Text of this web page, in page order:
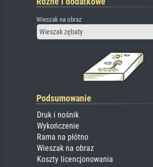
Wieszak na obraz
Wieszak zębaty
Podsumowanie
Druk i nośnik
Wykończenie
Rama na płótno
Wieszak na obraz
Koszty licencjonowania